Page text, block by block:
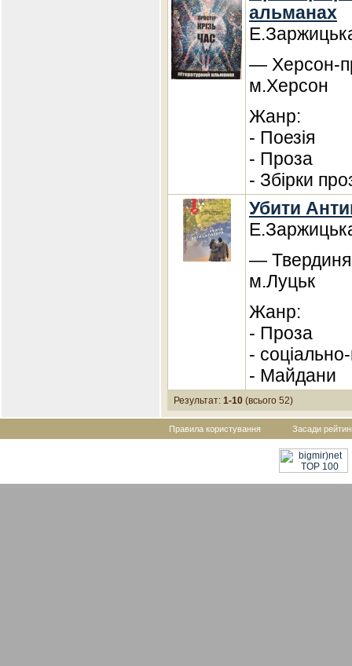
альманах
— Херсон-
м.Херсон
Жанр:
- Поезія
- Проза
- Збірки
Убити
—
м.Луцьк
Жанр:
- Проза
-
- Майдани
Результат: 1-10 (всього 52)
Правила користування Засади